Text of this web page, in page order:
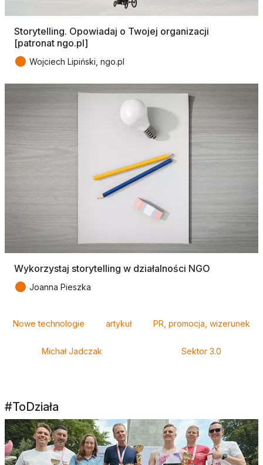
Storytelling. Opowiadaj o Twojej organizacji
[patronat ngo.pl]
● Wojciech Lipiński, ngo.pl
Wykorzystaj storytelling w działalności NGO
● Joanna Pieszka
Nowe technologie artykuł PR, promocja, wizerunek
Michał Jadczak Sektor 3.0
#ToDziała